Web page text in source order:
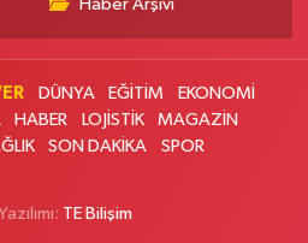
63 A ÜÇYÜZLÜ POSTANENİN 100
KARŞISINDA
Al
Haber Arşivi
DÜNYA EĞİTİM
EKONOMİ
HABER LOJİSTİK
MAGAZİN
SON DAKİKA SPOR
TE Bilişim